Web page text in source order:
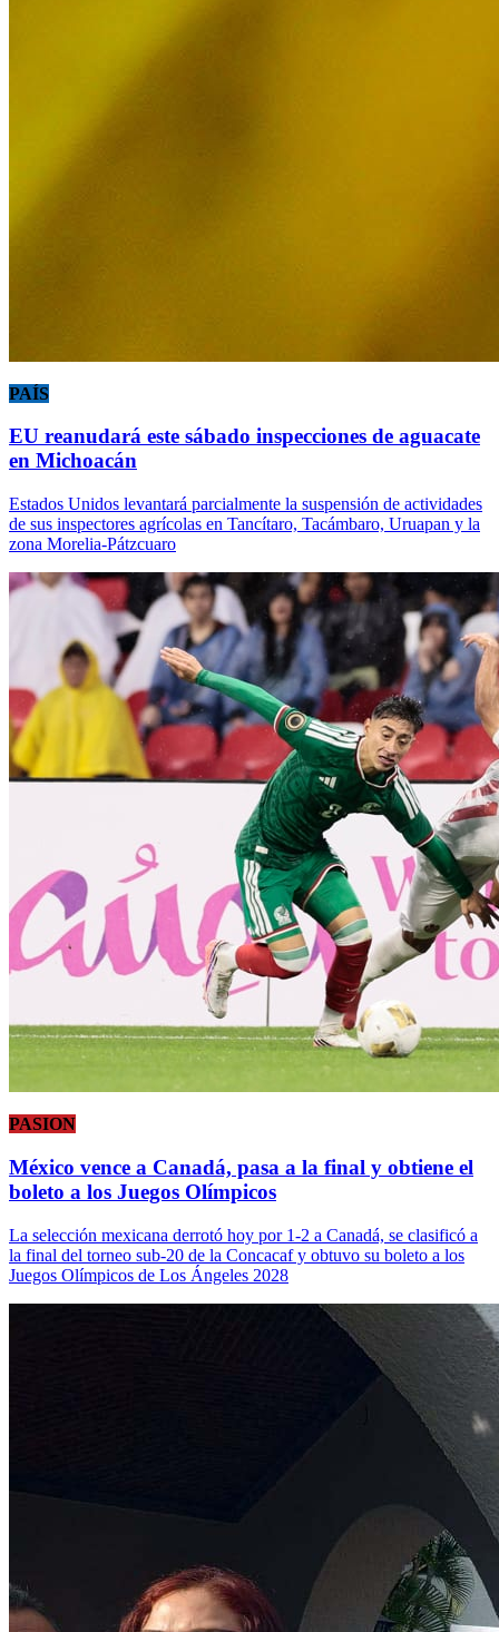
PAÍS
EU reanudará este sábado inspecciones de aguacate
en Michoacán
Estados Unidos levantará parcialmente la suspensión de actividades
de sus inspectores agrícolas en Tancítaro, Tacámbaro, Uruapan y la
zona Morelia-Pátzcuaro
PASION
México vence a Canadá, pasa a la final y obtiene el
boleto a los Juegos Olímpicos
La selección mexicana derrotó hoy por 1-2 a Canadá, se clasificó a
la final del torneo sub-20 de la Concacaf y obtuvo su boleto a los
Juegos Olímpicos de Los Ángeles 2028